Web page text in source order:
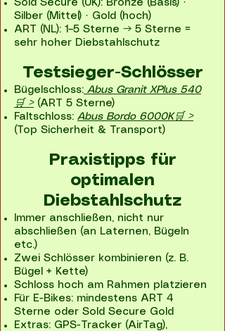
Sold Secure (UK): Bronze (Basis) ·
Silber (Mittel) · Gold (hoch)
ART (NL): 1–5 Sterne → 5 Sterne =
sehr hoher Diebstahlschutz
Testsieger-Schlösser
Bügelschloss: Abus Granit XPlus 540
🛒 >(ART 5 Sterne)
Faltschloss: Abus Bordo 6000K🛒 >
(Top Sicherheit & Transport)
Praxistipps für
optimalen
Diebstahlschutz
Immer anschließen, nicht nur
abschließen (an Laternen, Bügeln
etc.)
Zwei Schlösser kombinieren (z. B.
Bügel + Kette)
Schloss hoch am Rahmen platzieren
Für E-Bikes: mindestens ART 4
Sterne oder Sold Secure Gold
Extras: GPS-Tracker (AirTag),